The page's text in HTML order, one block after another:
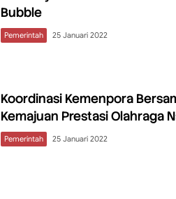
Bubble
Pemerintah 25 Januari 2022
Koordinasi Kemenpora
Kemajuan Prestasi Olahraga
Pemerintah 25 Januari 2022